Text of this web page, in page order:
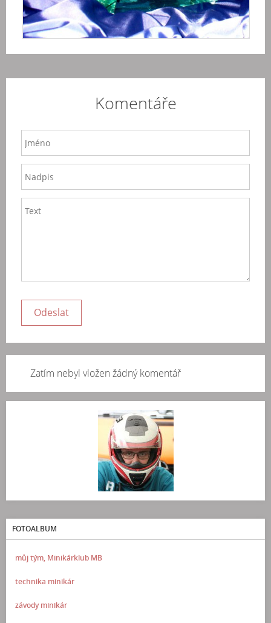
Komentáře
Zatím nebyl vložen žádný komentář
FOTOALBUM
můj tým, Minikárklub MB
technika minikár
závody minikár